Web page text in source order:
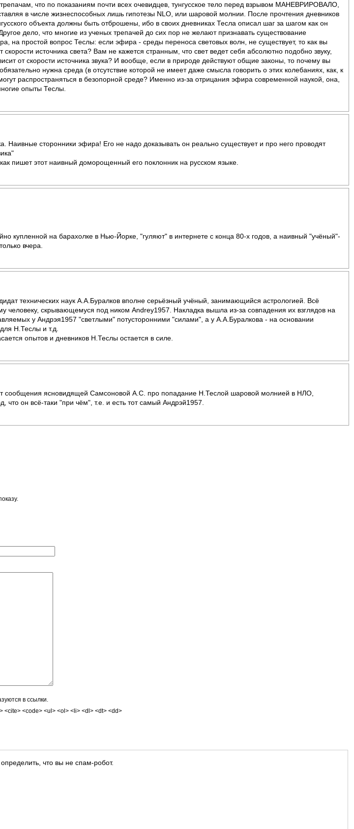
что по показаниям почти всех очевидцев, тунгусское тело перед взрывом МАНЕВРИРОВАЛО,
в числе жизнеспособных лишь гипотезы NLO, или шаровой молнии. После прочтения дневников
объекта должны быть отброшены, ибо в своих дневниках Тесла описал шаг за шагом как он
дело, что многие из ученых трепачей до сих пор не желают признавать существование
на простой вопрос Теслы: если эфира - среды переноса световых волн, не существует, то как вы
скорости источника света? Вам не кажется странным, что свет ведет себя абсолютно подобно звуку,
от скорости источника звука? И вообще, если в природе действуют общие законы, то почему вы
нужна среда (в отсутствие которой не имеет даже смысла говорить о этих колебаниях, как, к
распространяться в безопорной среде? Именно из-за отрицания эфира современной наукой, она,
опыты Теслы.
Наивные сторонники эфира! Его не надо доказывать он реально существует и про него проводят
пишет этот наивный доморощенный его поклонник на русском языке.
купленной на барахолке в Нью-Йорке, "гуляют" в интернете с конца 80-х годов, а наивный "учёный"-
вчера.
технических наук А.А.Буралков вполне серьёзный учёный, занимающийся астрологией. Всё
человеку, скрывающемуся под ником Andrey1957. Накладка вышла из-за совпадения их взглядов на
у Андрэя1957 "светлыми" потусторонними "силами", а у А.А.Буралкова - на основании
Н.Теслы и т.д.
опытов и дневников Н.Теслы остается в силе.
сообщения ясновидящей Самсоновой А.С. про попадание Н.Теслой шаровой молнией в НЛО,
он всё-таки "при чём", т.е. и есть тот самый Андрэй1957.
в ссылки.
<cite> <code> <ul> <ol> <li> <dl> <dt> <dd>
что вы не спам-робот.